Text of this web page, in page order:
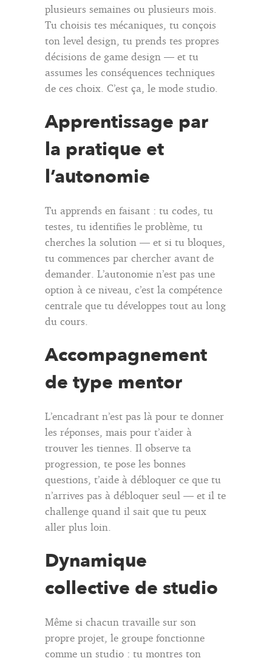
plusieurs semaines ou plusieurs mois.
Tu choisis tes mécaniques, tu conçois
ton level design, tu prends tes propres
décisions de game design — et tu
assumes les conséquences techniques
de ces choix. C’est ça, le mode studio.
Apprentissage par
la pratique et
l’autonomie
Tu apprends en faisant : tu codes, tu
testes, tu identifies le problème, tu
cherches la solution — et si tu bloques,
tu commences par chercher avant de
demander. L’autonomie n’est pas une
option à ce niveau, c’est la compétence
centrale que tu développes tout au long
du cours.
Accompagnement
de type mentor
L’encadrant n’est pas là pour te donner
les réponses, mais pour t’aider à
trouver les tiennes. Il observe ta
progression, te pose les bonnes
questions, t’aide à débloquer ce que tu
n’arrives pas à débloquer seul — et il te
challenge quand il sait que tu peux
aller plus loin.
Dynamique
collective de studio
Même si chacun travaille sur son
propre projet, le groupe fonctionne
comme un studio : tu montres ton